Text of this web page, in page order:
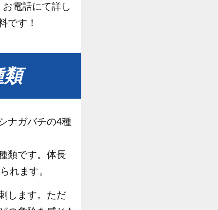
電話にて詳し
です！
ナガバチの4種
類です。体長
れます。
します。ただ